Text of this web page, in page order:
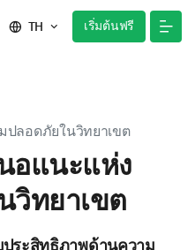
TH เริ่มต้นฟรี
ลอดภัยในวิทยาเขต
อแนะแห่ง
วิทยาเขต
ประสิทธิภาพด้านความ